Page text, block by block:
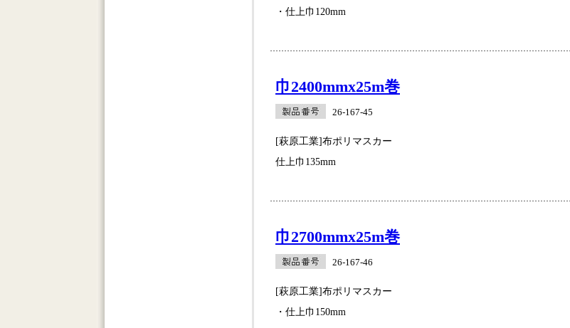
・仕上巾120mm
巾2400mmx25m巻
26-167-45
[萩原工業]布ポリマスカー
仕上巾135mm
巾2700mmx25m巻
26-167-46
[萩原工業]布ポリマスカー
・仕上巾150mm